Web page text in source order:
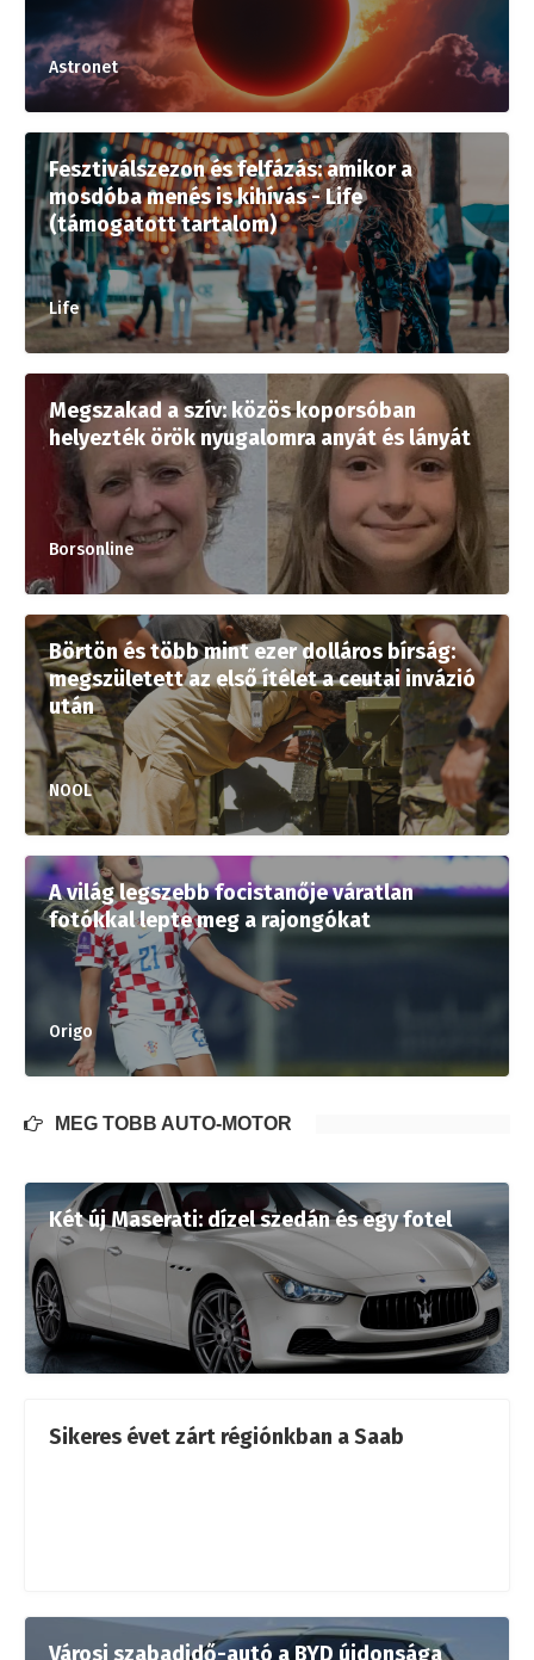
Astronet
Fesztiválszezon és felfázás: amikor a
mosdóba menés is kihívás - Life
(támogatott tartalom)
Life
Megszakad a szív: közös koporsóban
helyezték örök nyugalomra anyát és lányát
Borsonline
Börtön és több mint ezer dolláros bírság:
megszületett az első ítélet a ceutai invázió
után
NOOL
A világ legszebb focistanője váratlan
fotókkal lepte meg a rajongókat
Origo
MÉG TÖBB AUTÓ-MOTOR
Két új Maserati: dízel szedán és egy fotel
Sikeres évet zárt régiónkban a Saab
Városi szabadidő-autó a BYD újdonsága